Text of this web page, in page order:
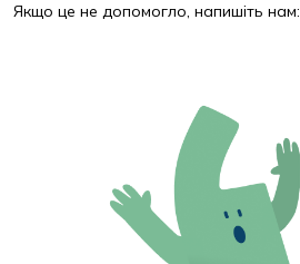
Якщо це не допомогло, напишіть нам: